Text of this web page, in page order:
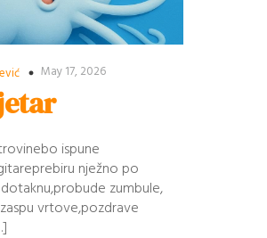
May 17, 2026
ispune
nježno po
zumbule,
vrtove,pozdrave